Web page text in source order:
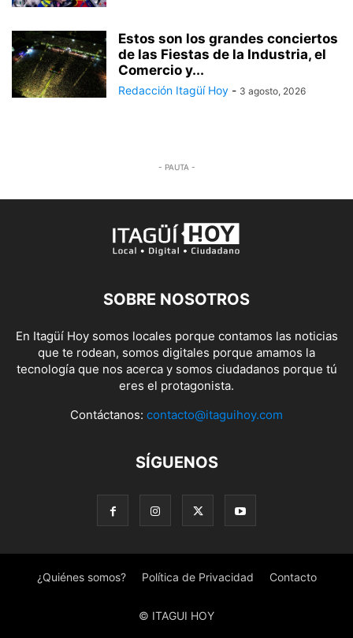
Estos son los grandes conciertos
de las Fiestas de la Industria, el
Comercio y...
Redacción Itagüí Hoy - 3 agosto, 2026
- PAUTA -
SOBRE NOSOTROS
En Itagüí Hoy somos locales porque contamos las noticias
que te rodean, somos digitales porque amamos la
tecnología que nos acerca y somos ciudadanos porque tú
eres el protagonista.
Contáctanos: contacto@itaguihoy.com
SÍGUENOS
¿Quiénes somos? Política de Privacidad Contacto
© ITAGUI HOY